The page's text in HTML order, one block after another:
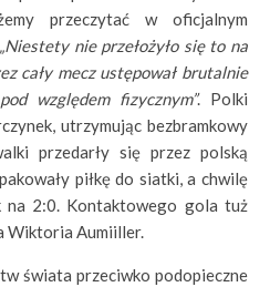
przeczytać w oficjalnym
„Niestety nie przełożyło się to na
cały mecz ustępował brutalnie
względem fizycznym”. Polki
utrzymując bezbramkowy
przedarły się przez polską
piłkę do siatki, a chwilę
na 2:0. Kontaktowego gola tuż
Wiktoria Aumiiller.
świata przeciwko podopieczne